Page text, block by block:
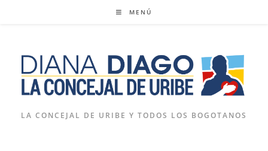
MENÚ
LA CONCEJAL DE URIBE Y TODOS LOS BOGOTANOS